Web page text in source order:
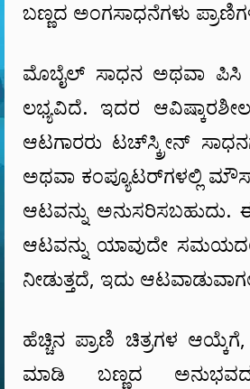
ಬಣ್ಣದ ಅಂಗಸಾಧನೆಗಳು
ಮೊಬೈಲ್ ಸಾಧನ ಅಥವಾ ಪಿಸಿ
ಲಭ್ಯವಿದೆ. ಇದರ ಆವಿಷ್ಕಾರಶೀಲ
ಆಟಗಾರರು ಟಚ್‌ಸ್ಕ್ರೀನ್
ಅಥವಾ ಕಂಪ್ಯೂಟರ್‌ಗಳಲ್ಲಿ
ಆಟವನ್ನು
ಆಟವನ್ನು ಯಾವುದೇ
ನೀಡುತ್ತದೆ, ಇದು
ಹೆಚ್ಚಿನ ಪ್ರಾಣಿ ಚಿತ್ರಗಳ
ಮಾಡಿ ಬಣ್ಣದ